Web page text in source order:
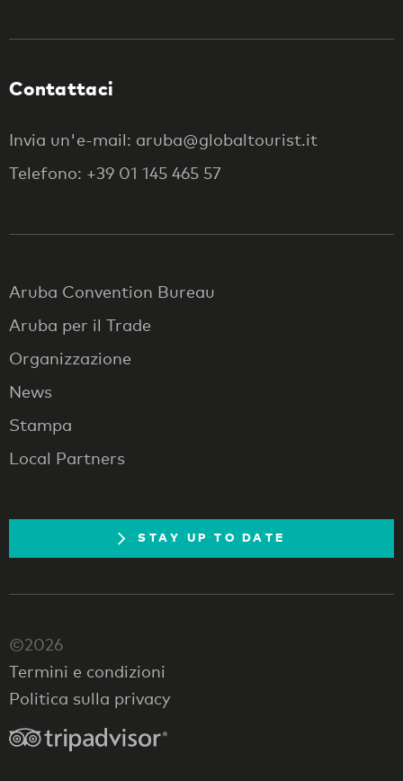
Contattaci
Invia un'e-mail: aruba@globaltourist.it
Telefono: +39 01 145 465 57
Aruba Convention Bureau
Aruba per il Trade
Organizzazione
News
Stampa
Local Partners
STAY UP TO DATE
©2026
Termini e condizioni
Politica sulla privacy